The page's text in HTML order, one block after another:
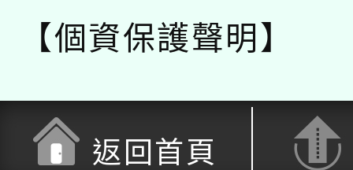
【個資保護聲明】
返回首頁